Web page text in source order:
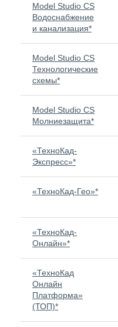
Model Studio CS
Водоснабжение
и канализация*
Model Studio CS
Технологические
схемы*
Model Studio CS
Молниезащита*
«ТехноКад-
Экспресс»*
«ТехноКад-Гео»*
«ТехноКад-
Онлайн»*
«ТехноКад
Онлайн
Платформа»
(ТОП)*